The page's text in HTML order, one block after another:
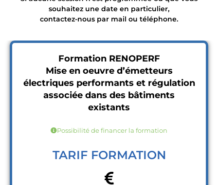
souhaitez une date en particulier,
contactez-nous par mail ou téléphone.
Formation RENOPERF
Mise en oeuvre d’émetteurs
électriques performants et régulation
associée dans des bâtiments
existants
Possibilité de financer la formation
TARIF FORMATION